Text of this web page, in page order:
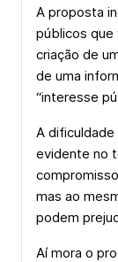
A proposta
públicos que
criação de
de uma
“interesse
A
evidente no
mas ao
podem
Aí mora o